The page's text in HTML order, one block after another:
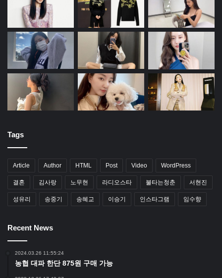
Tags
Article Author HTML Post Video WordPress
결혼 김사랑 노무현 라디오스타 불타는청춘 서현진
성유리 송중기 송혜교 이승기 인스타그램 임수향
Recent News
2024.03.26 11:55:24
농협 대파 한단 875원 구매 가능